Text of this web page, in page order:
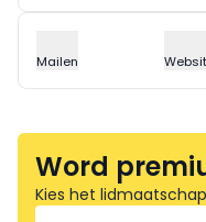
Mailen
Word
Kies het